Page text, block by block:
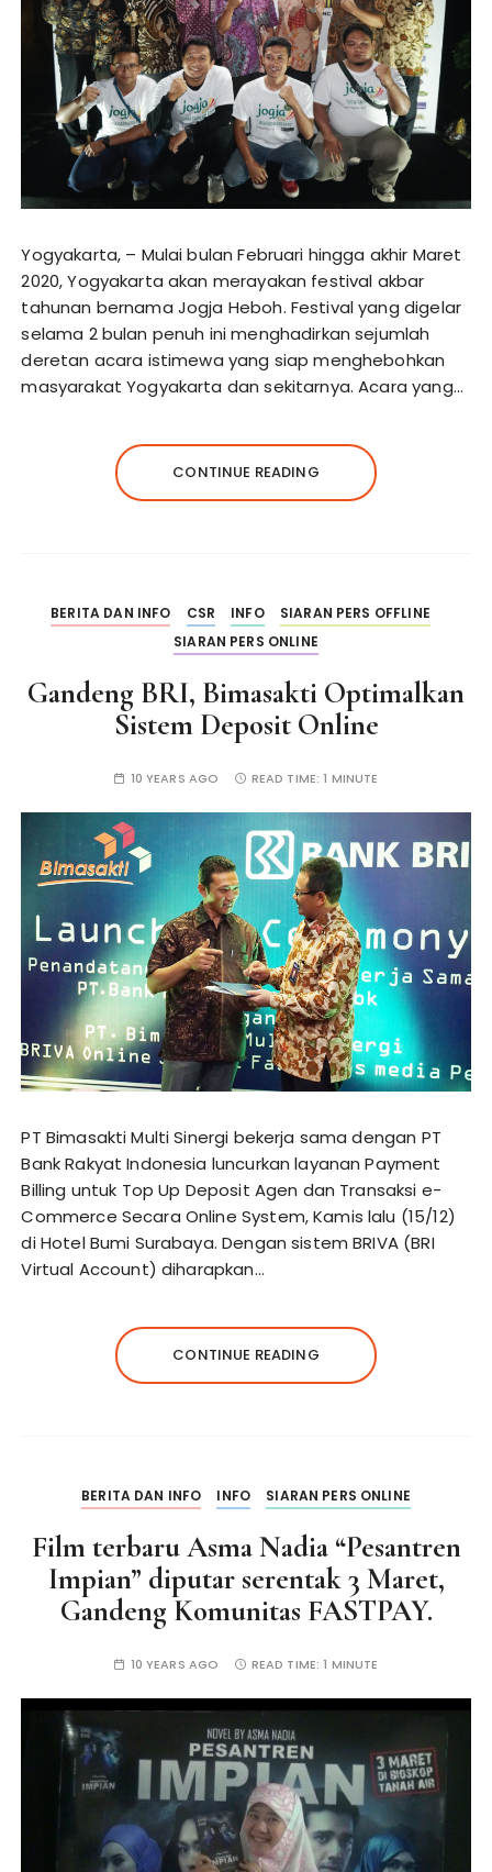
Yogyakarta, – Mulai bulan Februari hingga akhir Maret
2020, Yogyakarta akan merayakan festival akbar
tahunan bernama Jogja Heboh. Festival yang digelar
selama 2 bulan penuh ini menghadirkan sejumlah
deretan acara istimewa yang siap menghebohkan
masyarakat Yogyakarta dan sekitarnya. Acara yang…
CONTINUE READING
BERITA DAN INFO CSR INFO
SIARAN PERS OFFLINE
SIARAN PERS ONLINE
Gandeng BRI, Bimasakti Optimalkan
Sistem Deposit Online
10 YEARS AGO READ TIME:1 MINUTE
PT Bimasakti Multi Sinergi bekerja sama dengan PT
Bank Rakyat Indonesia luncurkan layanan Payment
Billing untuk Top Up Deposit Agen dan Transaksi e-
Commerce Secara Online System, Kamis lalu (15/12)
di Hotel Bumi Surabaya. Dengan sistem BRIVA (BRI
Virtual Account) diharapkan…
CONTINUE READING
BERITA DAN INFO INFO SIARAN PERS ONLINE
Film terbaru Asma Nadia “Pesantren
Impian” diputar serentak 3 Maret,
Gandeng Komunitas FASTPAY.
10 YEARS AGO READ TIME:1 MINUTE